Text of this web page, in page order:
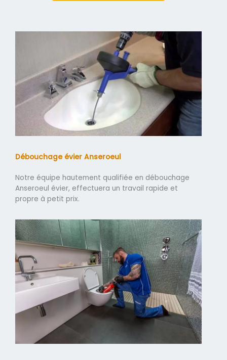
Débouchage évier Anseroeul
Notre équipe hautement qualifiée en débouchage
Anseroeul évier, effectuera un travail rapide et
propre à petit prix.